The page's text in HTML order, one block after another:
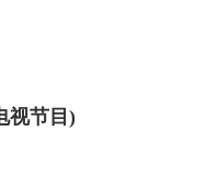
视节目)